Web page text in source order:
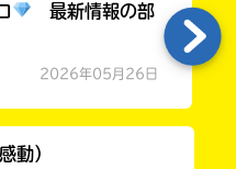
最新情報の部
2026年05月26日
動）